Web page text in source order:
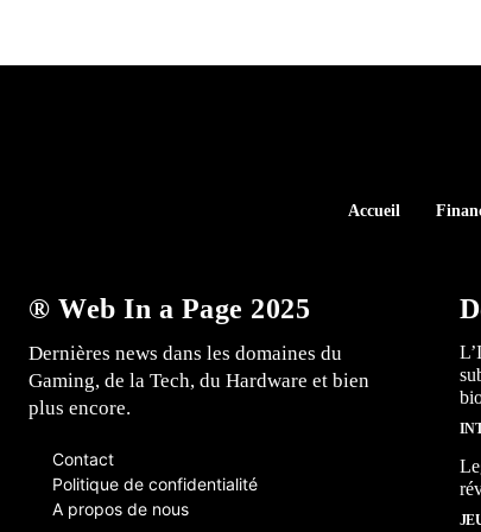
Accueil
® Web In a Page 2025
Dernières news dans les domaines du
Gaming, de la Tech, du Hardware et bien
plus encore.
Contact
Politique de confidentialité
A propos de nous